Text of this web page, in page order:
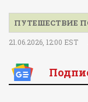
ПУТЕШЕСТВИЕ
21.06.2026, 12:00 EST